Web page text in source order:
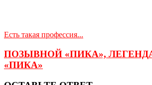
Есть такая профессия...
ПОЗЫВНОЙ «ПИКА»,
«ПИКА»